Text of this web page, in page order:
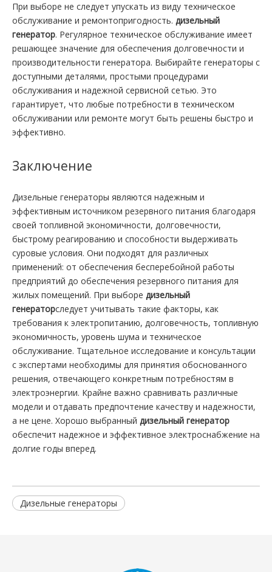
При выборе не следует упускать из виду техническое
обслуживание и ремонтопригодность. дизельный
генератор. Регулярное техническое обслуживание имеет
решающее значение для обеспечения долговечности и
производительности генератора. Выбирайте генераторы с
доступными деталями, простыми процедурами
обслуживания и надежной сервисной сетью. Это
гарантирует, что любые потребности в техническом
обслуживании или ремонте могут быть решены быстро и
эффективно.
Заключение
Дизельные генераторы являются надежным и
эффективным источником резервного питания благодаря
своей топливной экономичности, долговечности,
быстрому реагированию и способности выдерживать
суровые условия. Они подходят для различных
применений: от обеспечения бесперебойной работы
предприятий до обеспечения резервного питания для
жилых помещений. При выборе дизельный
генераторследует учитывать такие факторы, как
требования к электропитанию, долговечность, топливную
экономичность, уровень шума и техническое
обслуживание. Тщательное исследование и консультации
с экспертами необходимы для принятия обоснованного
решения, отвечающего конкретным потребностям в
электроэнергии. Крайне важно сравнивать различные
модели и отдавать предпочтение качеству и надежности,
а не цене. Хорошо выбранный дизельный генератор
обеспечит надежное и эффективное электроснабжение на
долгие годы вперед.
Дизельные генераторы